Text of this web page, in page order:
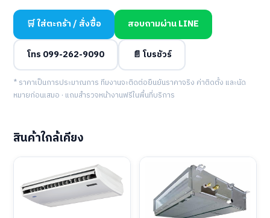
🛒 ใส่ตะกร้า / สั่งซื้อ สอบถามผ่าน LINE
โทร 099-262-9090 📄 โบรชัวร์
* ราคาเป็นการประมาณการ ทีมงานจะติดต่อยืนยันราคาจริง ค่าติดตั้ง และนัด
หมายก่อนเสมอ · แถมสำรวจหน้างานฟรีในพื้นที่บริการ
สินค้าใกล้เคียง